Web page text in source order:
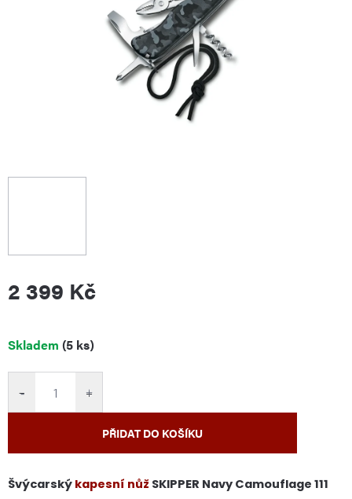
2 399 Kč
Měrná
Skladem (5 ks)
+
−
PŘIDAT DO KOŠÍKU
Švýcarský kapesní nůž SKIPPER Navy Camouflage 111